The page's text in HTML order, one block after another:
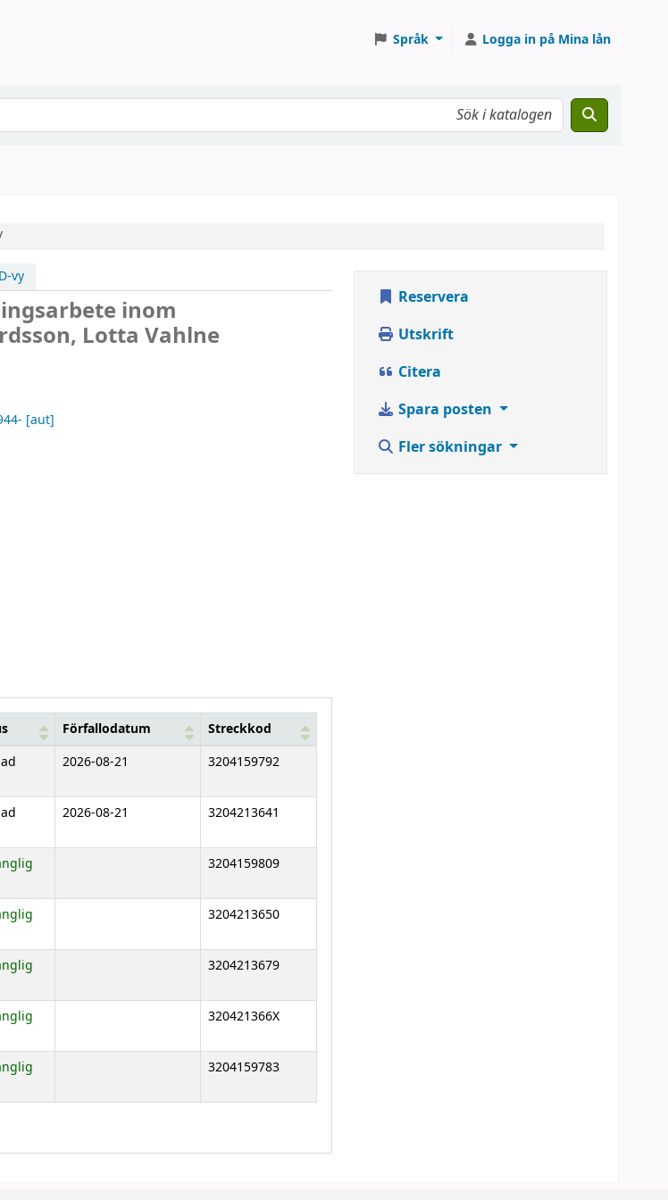
Språk Logga in på Mina lån
vy
inom
Lotta Vahlne
[aut]
Förfallodatum Streckkod
2026-08-21 3204159792
2026-08-21 3204213641
3204159809
3204213650
3204213679
320421366X
3204159783
Reservera
Utskrift
Citera
Spara posten
Fler sökningar